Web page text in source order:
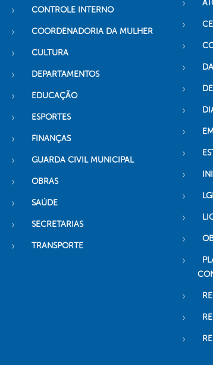
CONTROLE INTERNO
COORDENADORIA DA MULHER
CULTURA
DEPARTAMENTOS
EDUCAÇÃO
ESPORTES
FINANÇAS
GUARDA CIVIL MUNICIPAL
OBRAS
SAÚDE
SECRETARIAS
TRANSPORTE